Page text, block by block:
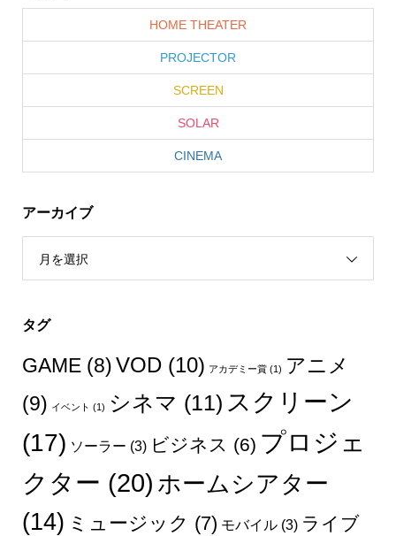
HOME THEATER
PROJECTOR
SCREEN
SOLAR
CINEMA
アーカイブ
月を選択
タグ
GAME(8) VOD(10) アカデミー賞(1) アニメ
(9) イベント (1) シネマ (11) スクリーン
(17) ソーラー (3) ビジネス (6) プロジェ
クター (20) ホームシアター
(14) ミュージック (7) モバイル(3) ライブ